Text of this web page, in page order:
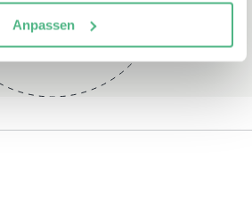
Anpassen
nach individueller
Terminvereinbarung